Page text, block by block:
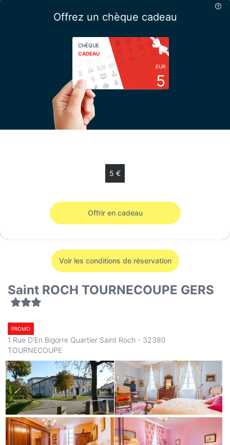
Offrez un chèque cadeau
CHÈQUE
CADEAU
EUR
5
5 €
Offrir en cadeau
Voir les conditions de réservation
Saint ROCH TOURNECOUPE GERS
PROMO
1 Rue D'En Bigorre Quartier Saint Roch - 32380
TOURNECOUPE